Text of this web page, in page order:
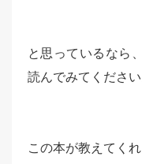
と思っているなら
読んでみてください
この本が教えてくれ